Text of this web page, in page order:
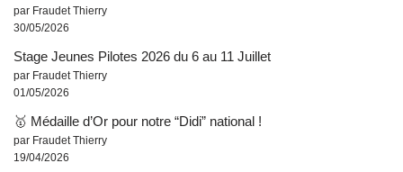
par Fraudet Thierry
30/05/2026
Stage Jeunes Pilotes 2026 du 6 au 11 Juillet
par Fraudet Thierry
01/05/2026
🥇 Médaille d’Or pour notre “Didi” national !
par Fraudet Thierry
19/04/2026